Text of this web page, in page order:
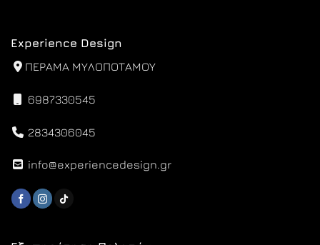
Experience Design
ΠΕΡΑΜΑ ΜΥΛΟΠΟΤΑΜΟΥ
6987330545
2834306045
info@experiencedesign.gr